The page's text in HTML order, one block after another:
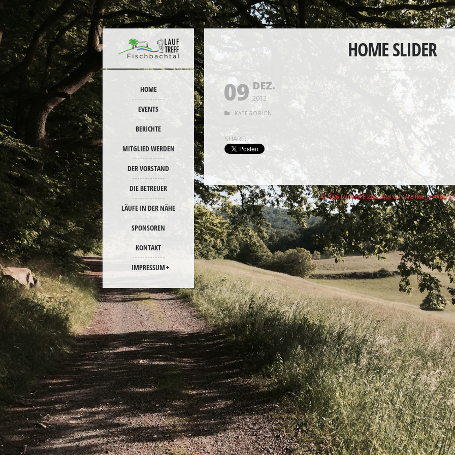
HOME
EVENTS
BERICHTE
MITGLIED WERDEN
DER VORSTAND
DIE BETREUER
LÄUFE IN DER NÄHE
SPONSOREN
KONTAKT
IMPRESSUM
HOME SLIDER
09 DEZ.
2012
KATEGORIEN
SHARE:
© 2026 Lauftreff Fischbachtal e.V.. Alle Rechte